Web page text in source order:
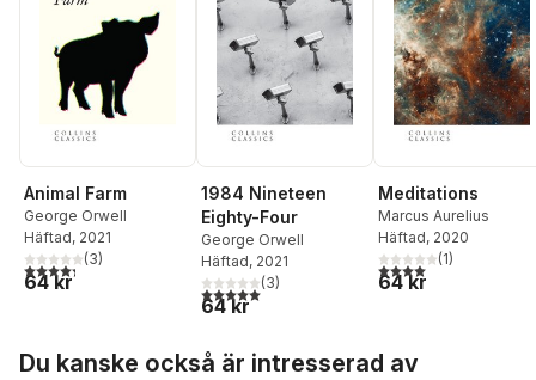
Animal Farm
George Orwell
Häftad, 2021
4,3utav 5 stjärnor. Totalt antal röster:
(3)
64 kr
1984 Nineteen
Eighty-Four
George Orwell
Häftad, 2021
5,0utav 5 stjärnor. Totalt antal röster:
(3)
64 kr
Meditations
Marcus Aurelius
Häftad, 2020
4,0utav 5 stjärnor.
(1)
64 kr
Du kanske också är intresserad av